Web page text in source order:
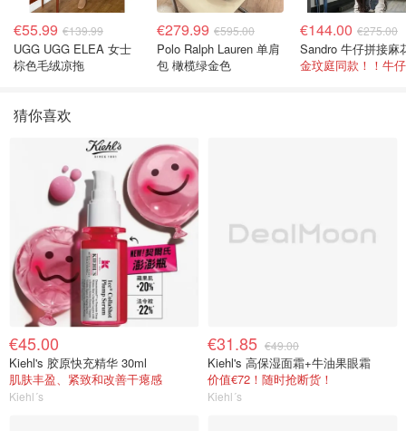
€55.99 €139.99
UGG UGG ELEA 女士
棕色毛绒凉拖
€279.99 €595.00
Polo Ralph Lauren 单肩
包 橄榄绿金色
€144.00 €275.00
猜你喜欢
€45.00
Kiehl's 胶原快充精华 30ml
肌肤丰盈、紧致和改善干瘪感
Kiehl´s
€31.85 €49.00
Kiehl's 高保湿面霜+牛油果眼霜
价值€72！随时抢断货！
Kiehl´s